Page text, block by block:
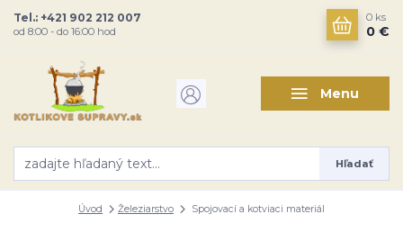
Menu
Hľadať
Tel.: +421 902 212 007
od 8:00 - do 16:00 hod
0 ks
0 €
Úvod Železiarstvo Spojovací a kotviaci materiál